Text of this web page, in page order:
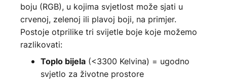
boju (RGB), u kojima svjetlost može sjati u
crvenoj, zelenoj ili plavoj boji, na primjer.
Postoje otprilike tri svijetle boje koje možemo
razlikovati:
Toplo bijela (<3300 Kelvina) = ugodno
svjetlo za životne prostore